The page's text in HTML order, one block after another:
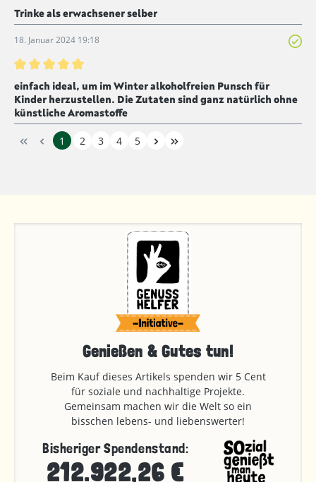
Bewertung mit 5 von 5 Sternen
Trinke als erwachsener selber
18. Januar 2024 19:18
Bewertung mit 5 von 5 Sternen
einfach ideal, um im Winter alkoholfreien Punsch für
Kinder herzustellen. Die Zutaten sind ganz natürlich ohne
künstliche Aromastoffe
1 2 3 4 5
Genießen & Gutes tun!
Beim Kauf dieses Artikels spenden wir 5 Cent
für soziale und nachhaltige Projekte.
Gemeinsam machen wir die Welt so ein
bisschen lebens- und liebenswerter!
Bisheriger Spendenstand:
212.922,26 €